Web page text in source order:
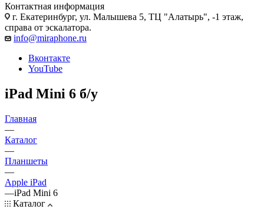
Контактная информация
г. Екатеринбург, ул. Малышева 5, ТЦ "Алатырь", -1 этаж,
справа от эскалатора.
info@miraphone.ru
Вконтакте
YouTube
iPad Mini 6 б/у
Главная
—
Каталог
—
Планшеты
—
Apple iPad
—iPad Mini 6
Каталог